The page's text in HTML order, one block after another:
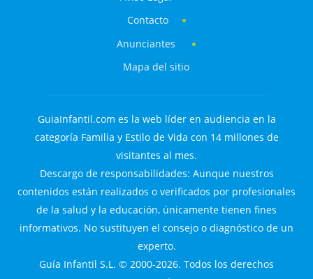
Contacto
Anunciantes
Mapa del sitio
GuiaInfantil.com es la web líder en audiencia en la
categoría Familia y Estilo de Vida con 14 millones de
visitantes al mes.
Descargo de responsabilidades: Aunque nuestros
contenidos están realizados o verificados por profesionales
de la salud y la educación, únicamente tienen fines
informativos. No sustituyen el consejo o diagnóstico de un
experto.
Guía Infantil S.L. © 2000-2026. Todos los derechos